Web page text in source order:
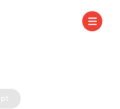
au développement de la